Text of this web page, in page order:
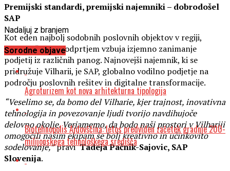
Premijski standardi, premijski najemniki – dobrodošel
SAP
Kot eden najbolj sodobnih poslovnih objektov v regiji,
Vilharia že pred odprtjem vzbuja izjemno zanimanje
podjetij iz različnih panog. Najnovejši najemnik, ki se
pridružuje Vilharii, je SAP, globalno vodilno podjetje na
področju poslovnih rešitev in digitalne transformacije.
“Veselimo se, da bomo del Vilharie, kjer trajnost, inovativna
tehnologija in povezovanje ljudi tvorijo navdihujoče
delovno okolje. Verjamemo, da bodo naši prostori v Vilhariji
omogočili našim ekipam še bolj kreativno in učinkovito
sodelovanje,”praviTadeja Pačnik-Sajovic, SAP
Slovenija.
Nadaljuj z branjem
Sorodne objave
Agroturizem kot nova arhitekturna tipologija
Biotehnopolis Ajdovščina: letos predviden začetek gradnje 200-
milijonskega tehnološkega središča